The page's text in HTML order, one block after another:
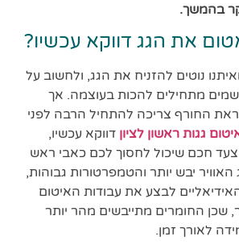
בהמשך.
את הגג דווקא עכשיו?
נוטים להזניח את הגג, ולחשוב על
מתחילים להכות בעוצמה. אך
החורף צריכה להתחיל הרבה לפני
גגות ראשון לציון דווקא עכשיו,
חכם שיכול לחסוך לכם כאבי ראש
יבש יותר והטמפרטורות גבוהות,
לבצע את עבודות האיטום
שכן החומרים מתייבשים מהר יותר
לאורך זמן.